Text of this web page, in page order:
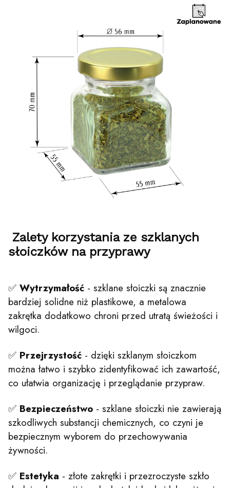
Zalety korzystania ze szklanych
słoiczków na przyprawy
✅ Wytrzymałość - szklane słoiczki są znacznie
bardziej solidne niż plastikowe, a metalowa
zakrętka dodatkowo chroni przed utratą świeżości i
wilgoci.
✅ Przejrzystość - dzięki szklanym słoiczkom
można łatwo i szybko zidentyfikować ich zawartość,
co ułatwia organizację i przeglądanie przypraw.
✅ Bezpieczeństwo - szklane słoiczki nie zawierają
szkodliwych substancji chemicznych, co czyni je
bezpiecznym wyborem do przechowywania
żywności.
✅ Estetyka - złote zakrętki i przezroczyste szkło